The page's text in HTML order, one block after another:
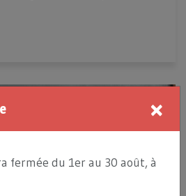
×
fermée du 1er au 30 août, à